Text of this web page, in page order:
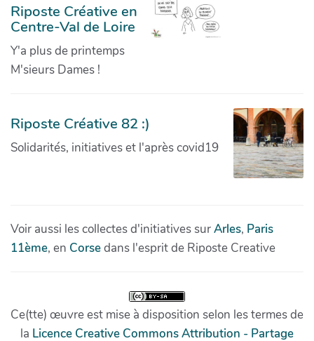
Riposte Créative en
Centre-Val de Loire
Y'a plus de printemps
M'sieurs Dames !
Riposte Créative 82 :)
Solidarités, initiatives et l'après covid19
Voir aussi les collectes d'initiatives surArles, Paris
11ème, en Corsedans l'esprit de Riposte Creative
Ce(tte) œuvre est mise à disposition selon les termes de
la Licence Creative Commons Attribution - Partage